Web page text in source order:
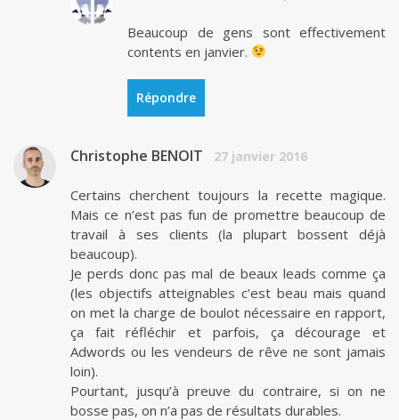
Beaucoup de gens sont effectivement
contents en janvier.
Répondre
Christophe BENOIT 27 janvier 2016
Certains cherchent toujours la recette magique.
Mais ce n’est pas fun de promettre beaucoup de
travail à ses clients (la plupart bossent déjà
beaucoup).
Je perds donc pas mal de beaux leads comme ça
(les objectifs atteignables c’est beau mais quand
on met la charge de boulot nécessaire en rapport,
ça fait réfléchir et parfois, ça décourage et
Adwords ou les vendeurs de rêve ne sont jamais
loin).
Pourtant, jusqu’à preuve du contraire, si on ne
bosse pas, on n’a pas de résultats durables.